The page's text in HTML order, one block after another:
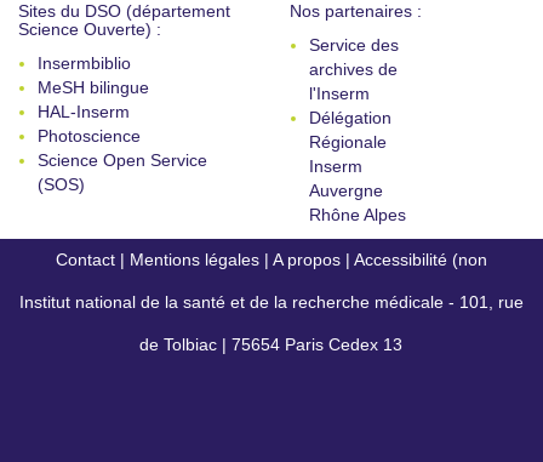
Sites du DSO (département
Science Ouverte) :
Insermbiblio
MeSH bilingue
HAL-Inserm
Photoscience
Science Open Service
(SOS)
Nos partenaires :
Service des
archives de
l'Inserm
Délégation
Régionale
Inserm
Auvergne
Rhône Alpes
Contact | Mentions légales | A propos | Accessibilité (non
conforme)
Institut national de la santé et de la recherche médicale - 101, rue
de Tolbiac | 75654 Paris Cedex 13